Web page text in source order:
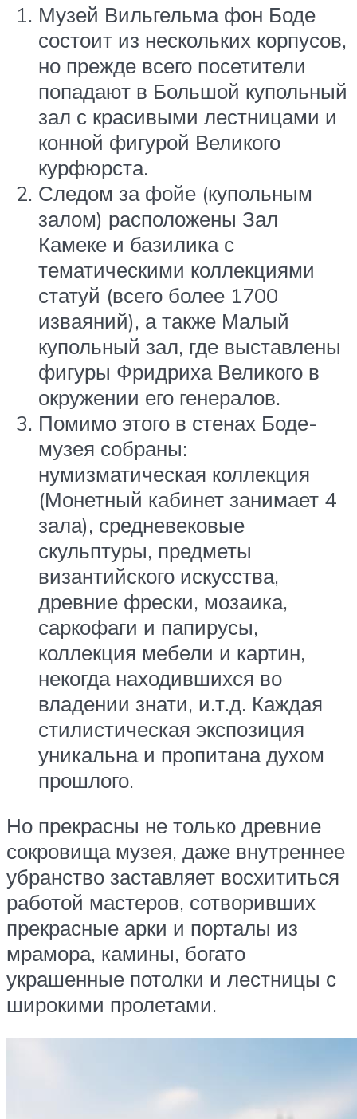
Музей Вильгельма фон Боде
состоит из нескольких корпусов,
но прежде всего посетители
попадают в Большой купольный
зал с красивыми лестницами и
конной фигурой Великого
курфюрста.
Следом за фойе (купольным
залом) расположены Зал
Камеке и базилика с
тематическими коллекциями
статуй (всего более 1700
изваяний), а также Малый
купольный зал, где выставлены
фигуры Фридриха Великого в
окружении его генералов.
Помимо этого в стенах Боде-
музея собраны:
нумизматическая коллекция
(Монетный кабинет занимает 4
зала), средневековые
скульптуры, предметы
византийского искусства,
древние фрески, мозаика,
саркофаги и папирусы,
коллекция мебели и картин,
некогда находившихся во
владении знати, и.т.д. Каждая
стилистическая экспозиция
уникальна и пропитана духом
прошлого.
Но прекрасны не только древние
сокровища музея, даже внутреннее
убранство заставляет восхититься
работой мастеров, сотворивших
прекрасные арки и порталы из
мрамора, камины, богато
украшенные потолки и лестницы с
широкими пролетами.